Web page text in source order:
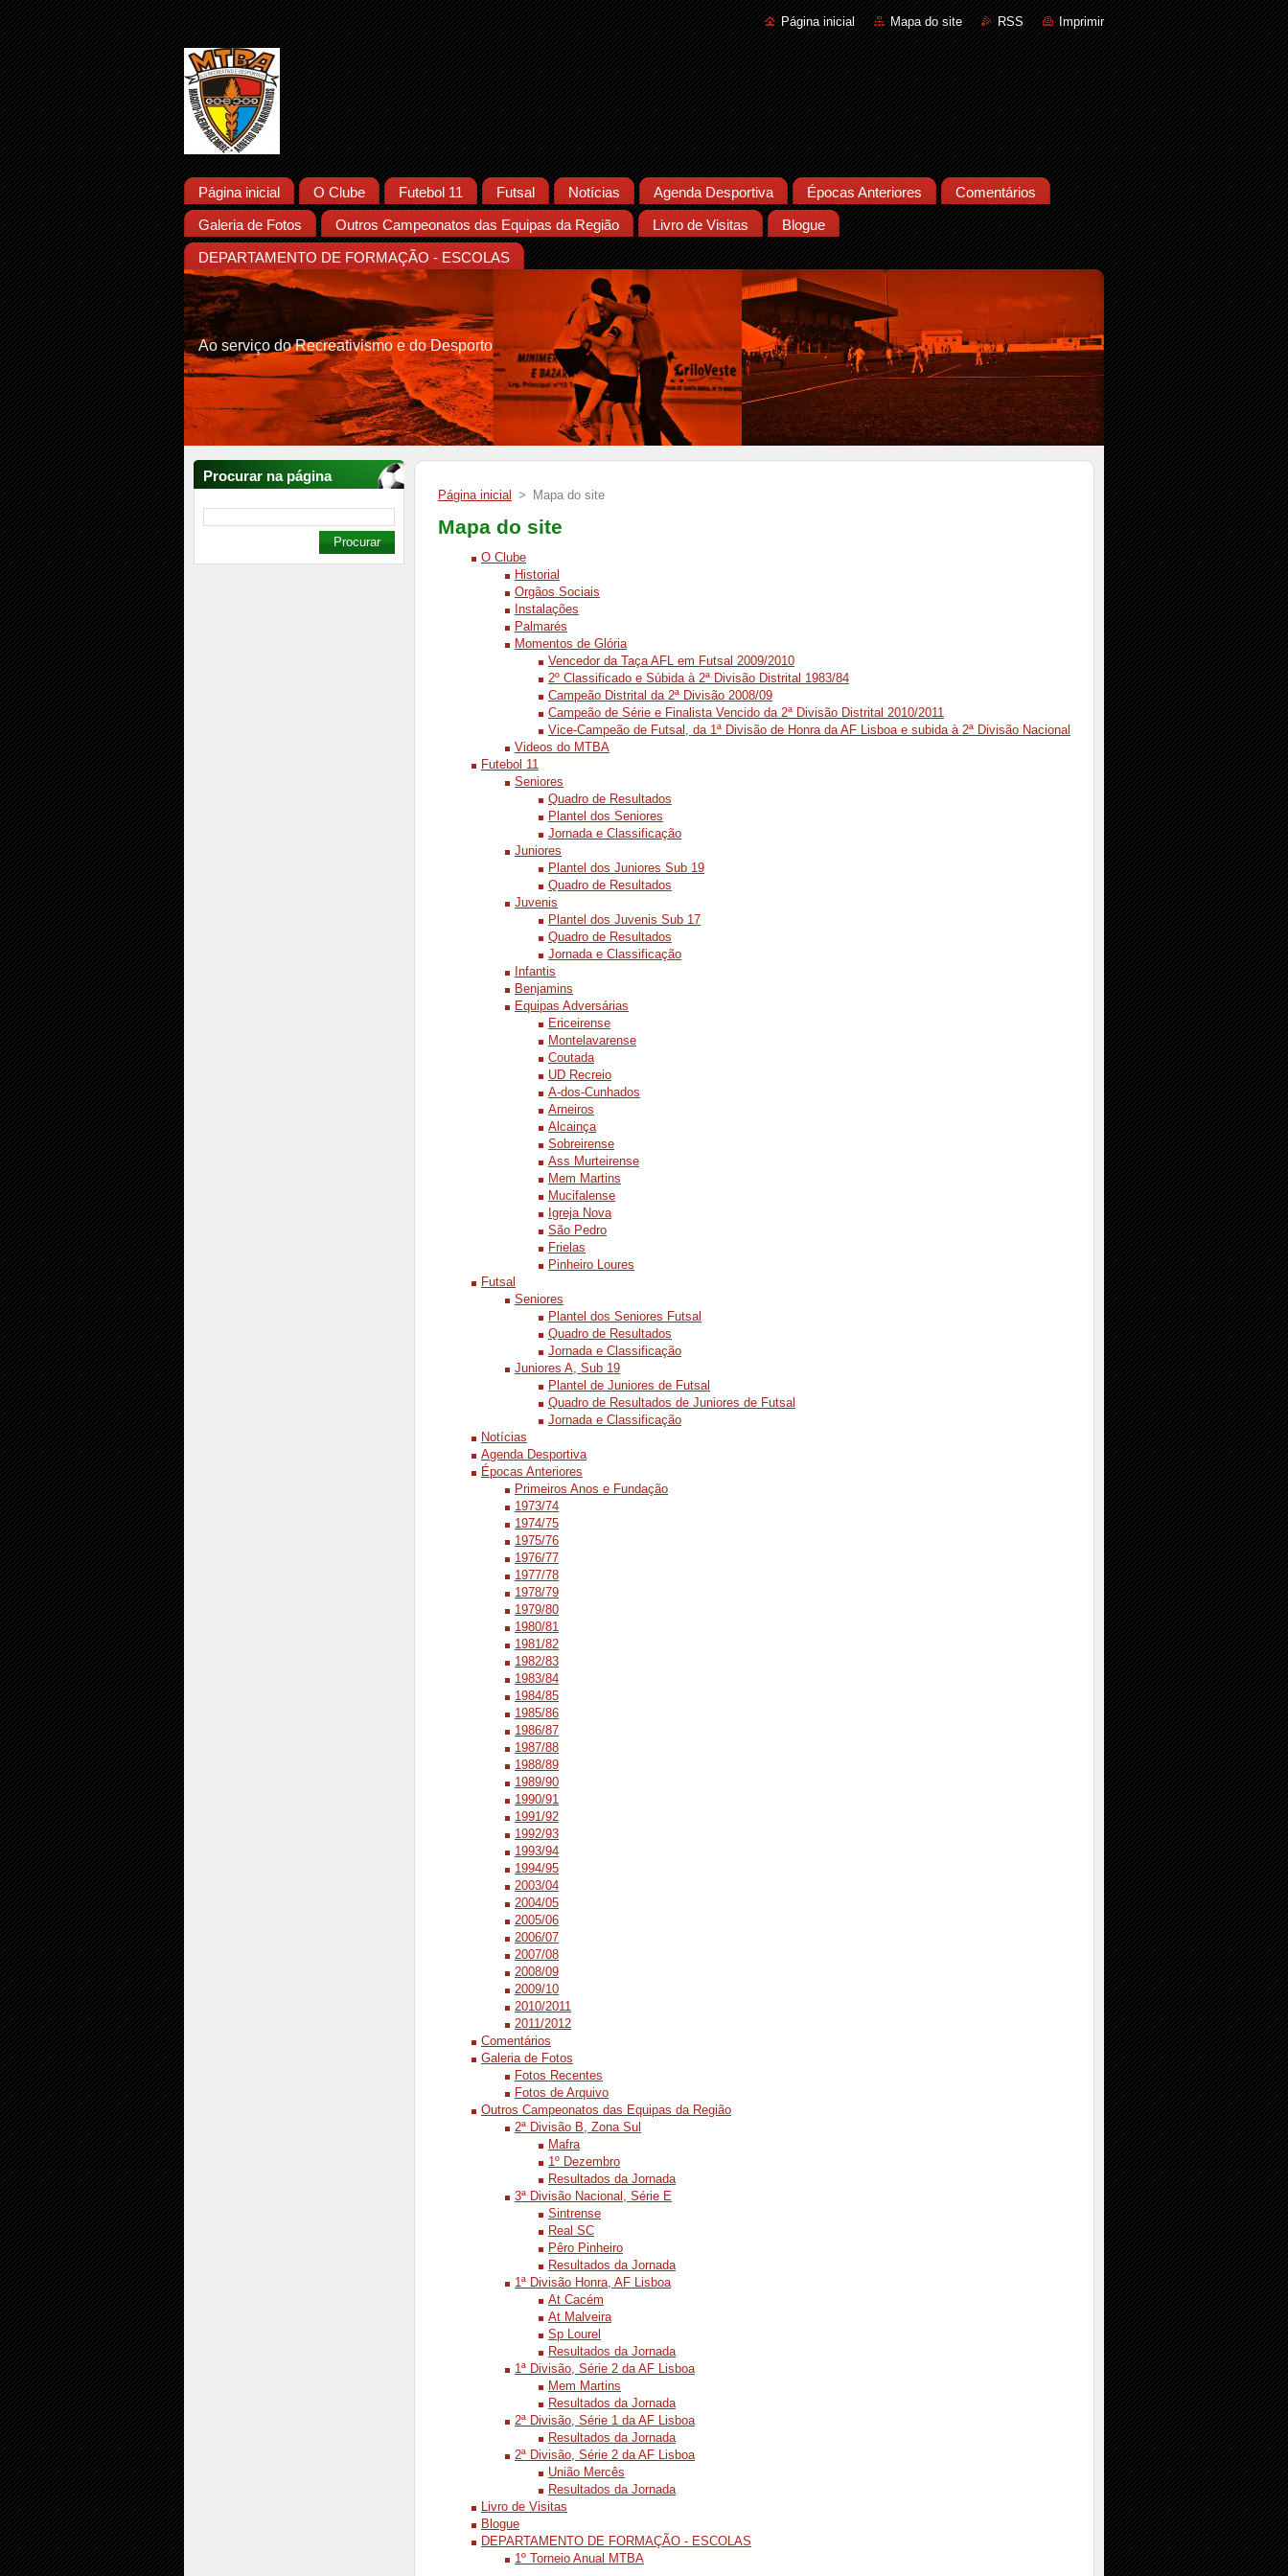
Página inicial Mapa do site RSS Imprimir
Página inicial O Clube Futebol 11 Futsal Notícias Agenda Desportiva Épocas Anteriores Comentários
Galeria de Fotos Outros Campeonatos das Equipas da Região Livro de Visitas Blogue
DEPARTAMENTO DE FORMAÇÃO - ESCOLAS
Ao serviço do Recreativismo e do Desporto
Procurar na página
Página inicial > Mapa do site
Mapa do site
O Clube
Historial
Orgãos Sociais
Instalações
Palmarés
Momentos de Glória
Vencedor da Taça AFL em Futsal 2009/2010
2º Classificado e Súbida à 2ª Divisão Distrital 1983/84
Campeão Distrital da 2ª Divisão 2008/09
Campeão de Série e Finalista Vencido da 2ª Divisão Distrital 2010/2011
Vice-Campeão de Futsal, da 1ª Divisão de Honra da AF Lisboa e subida à 2ª Divisão Nacional
Videos do MTBA
Futebol 11
Seniores
Quadro de Resultados
Plantel dos Seniores
Jornada e Classificação
Juniores
Plantel dos Juniores Sub 19
Quadro de Resultados
Juvenis
Plantel dos Juvenis Sub 17
Quadro de Resultados
Jornada e Classificação
Infantis
Benjamins
Equipas Adversárias
Ericeirense
Montelavarense
Coutada
UD Recreio
A-dos-Cunhados
Arneiros
Alcainça
Sobreirense
Ass Murteirense
Mem Martins
Mucifalense
Igreja Nova
São Pedro
Frielas
Pinheiro Loures
Futsal
Seniores
Plantel dos Seniores Futsal
Quadro de Resultados
Jornada e Classificação
Juniores A, Sub 19
Plantel de Juniores de Futsal
Quadro de Resultados de Juniores de Futsal
Jornada e Classificação
Notícias
Agenda Desportiva
Épocas Anteriores
Primeiros Anos e Fundação
1973/74
1974/75
1975/76
1976/77
1977/78
1978/79
1979/80
1980/81
1981/82
1982/83
1983/84
1984/85
1985/86
1986/87
1987/88
1988/89
1989/90
1990/91
1991/92
1992/93
1993/94
1994/95
2003/04
2004/05
2005/06
2006/07
2007/08
2008/09
2009/10
2010/2011
2011/2012
Comentários
Galeria de Fotos
Fotos Recentes
Fotos de Arquivo
Outros Campeonatos das Equipas da Região
2ª Divisão B, Zona Sul
Mafra
1º Dezembro
Resultados da Jornada
3ª Divisão Nacional, Série E
Sintrense
Real SC
Pêro Pinheiro
Resultados da Jornada
1ª Divisão Honra, AF Lisboa
At Cacém
At Malveira
Sp Lourel
Resultados da Jornada
1ª Divisão, Série 2 da AF Lisboa
Mem Martins
Resultados da Jornada
2ª Divisão, Série 1 da AF Lisboa
Resultados da Jornada
2ª Divisão, Série 2 da AF Lisboa
União Mercês
Resultados da Jornada
Livro de Visitas
Blogue
DEPARTAMENTO DE FORMAÇÃO - ESCOLAS
1º Torneio Anual MTBA